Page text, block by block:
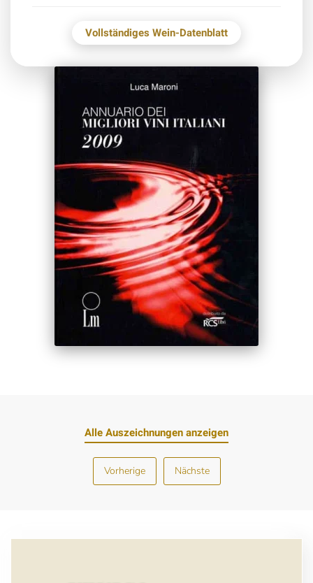
Vollständiges Wein-Datenblatt
Alle Auszeichnungen anzeigen
Vorherige Nächste